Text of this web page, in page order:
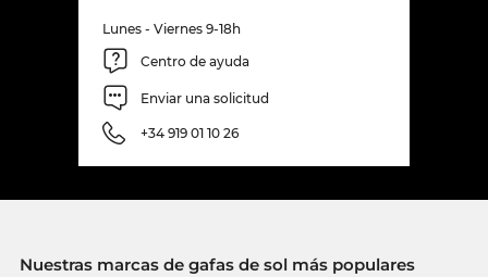
Lunes - Viernes 9-18h
Centro de ayuda
Enviar una solicitud
+34 919 01 10 26
Nuestras marcas de gafas de sol más populares